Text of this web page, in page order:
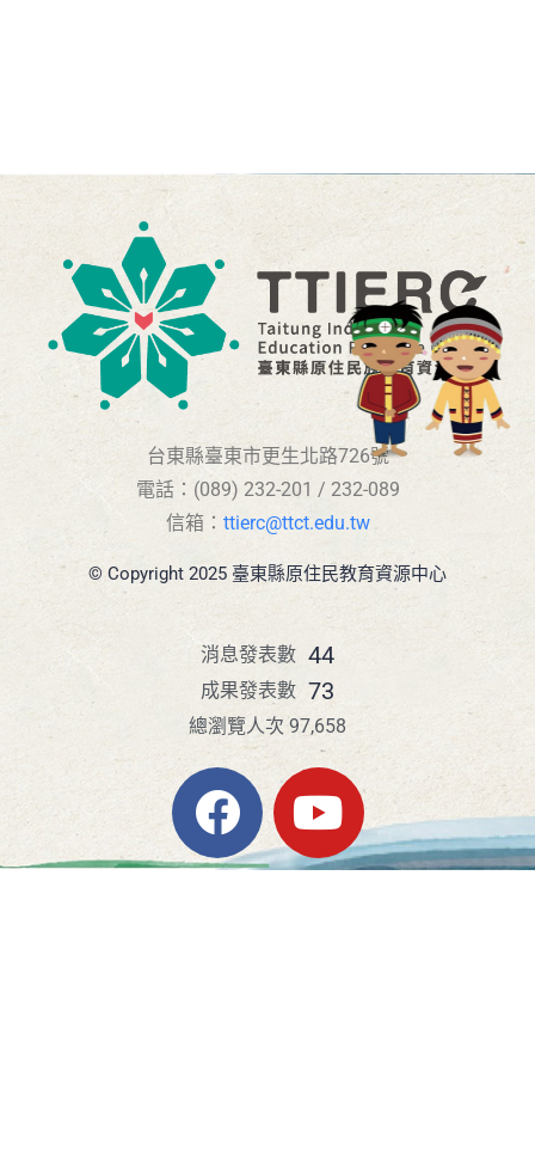
台東縣臺東市更生北路726號
電話：(089) 232-201 / 232-089
信箱： ttierc@ttct.edu.tw
© Copyright 2025 臺東縣原住民教育資源中心
44
消息發表數
73
成果發表數
總瀏覽人次 97,658